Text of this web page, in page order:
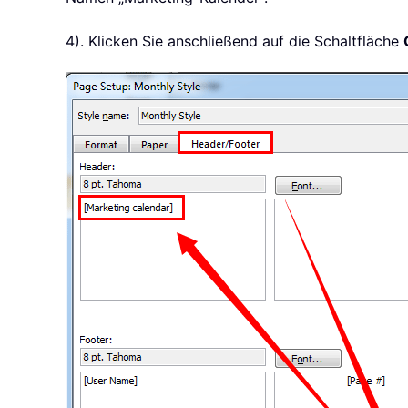
4). Klicken Sie anschließend auf die Schaltfläche